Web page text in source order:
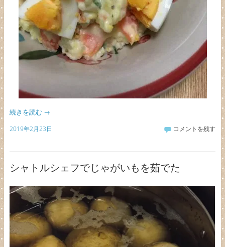
続きを読む →
2019年2月23日 コメントを残す
シャトルシェフでじゃがいもを茹でた